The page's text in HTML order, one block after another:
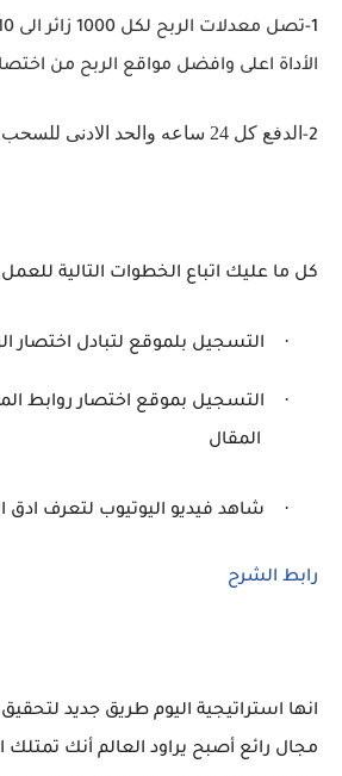
1-
الأداة اعلى وافضل مواقع الربح من
2- الدفع كل 24 ساعه والحد الادنى للسحب هو 0,3500$
كل ما عليك اتباع الخطوات التالية
· التسجيل بلموقع لتبادل اختصار
·
التسجيل بموقع اختصار روابط
المقال
· شاهد فيديو اليوتيوب لتعرف ادق
رابط الشرح
انها استراتيجية اليوم طريق جديد
مجال رائع أصبح يراود العالم أنك تمتلك